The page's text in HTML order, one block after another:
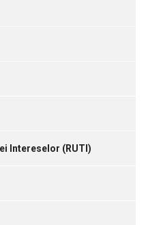
Intereselor (RUTI)